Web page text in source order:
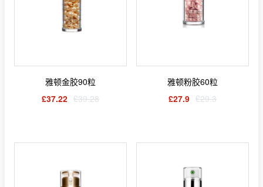
雅顿金胶90粒
£37.22 £39.28
雅顿粉胶60粒
£27.9 £29.3